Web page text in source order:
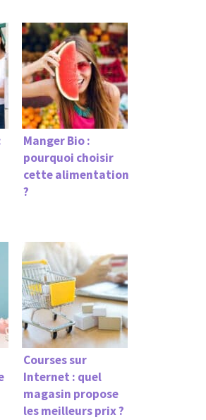
Manger Bio :
pourquoi choisir
cette alimentation
?
Courses sur
Internet : quel
magasin propose
les meilleurs prix ?